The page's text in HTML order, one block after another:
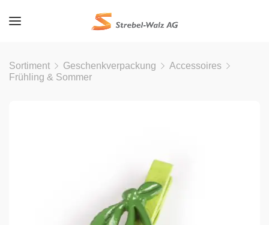
Sortiment Geschenkverpackung
Accessoires
Frühling & Sommer